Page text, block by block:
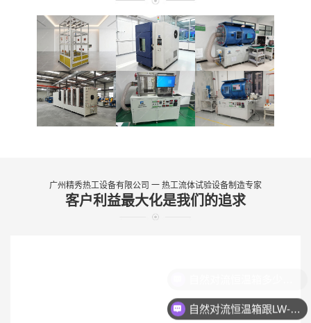
广州精秀热工设备有限公司 一 热工流体试验设备制造专家
客户利益最大化是我们的追求
自然对流恒温箱跟LW-9022是一样的吗？